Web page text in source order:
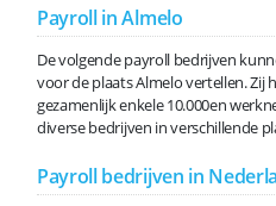
Payroll in Almelo
De volgende payroll bedrijven
voor de plaats Almelo vertellen. Zij
gezamenlijk enkele 10.000en
diverse bedrijven in verschillende
Payroll bedrijven in